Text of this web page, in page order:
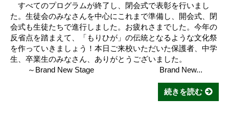
すべてのプログラムが終了し、閉会式で表彰を行いまし
た。生徒会のみなさんを中心にこれまで準備し、開会式、閉
会式も生徒たちで進行しました。お疲れさまでした。今年の
反省点を踏まえて、「もりひが」の伝統となるような文化祭
を作っていきましょう！本日ご来校いただいた保護者、中学
生、卒業生のみなさん、ありがとうございました。
～Brand New Stage Brand New...
続きを読む